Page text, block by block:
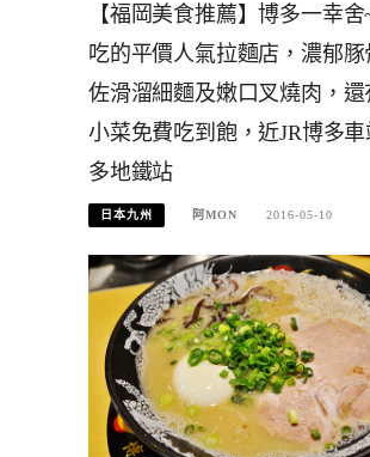
【福岡美食推薦】博多一幸
吃的平價人氣拉麵店，濃郁豚
佐滑溜細麵及嫩口叉燒肉，還
小菜免費吃到飽，近JR博多
多地鐵站
日本九州 阿MON 2016-05-10